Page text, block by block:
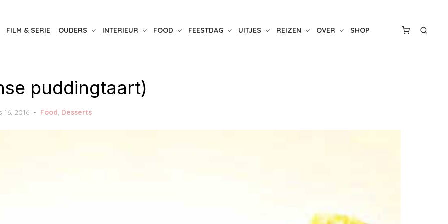
FILM & SERIE OUDERS INTERIEUR FOOD FEESTDAG UITJES REIZEN OVER SHOP
puddingtaart)
16, 2016 Food Desserts